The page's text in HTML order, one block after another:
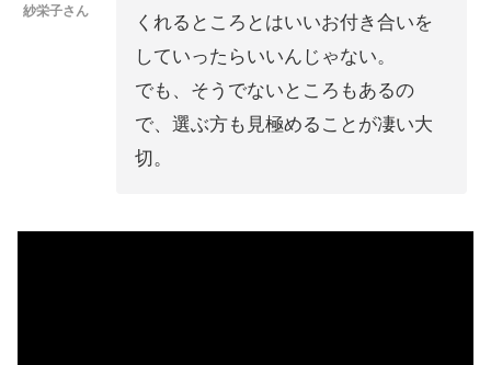
紗栄子さん
くれるところとはいいお付き合いを
していったらいいんじゃない。
でも、そうでないところもあるの
で、選ぶ方も見極めることが凄い大
切。